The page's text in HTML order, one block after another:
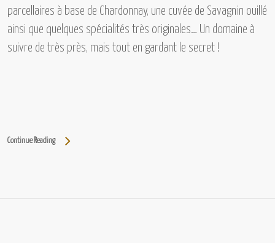
parcellaires à base de Chardonnay, une cuvée de Savagnin ouillé
ainsi que quelques spécialités très originales… Un domaine à
suivre de très près, mais tout en gardant le secret !
Continue Reading